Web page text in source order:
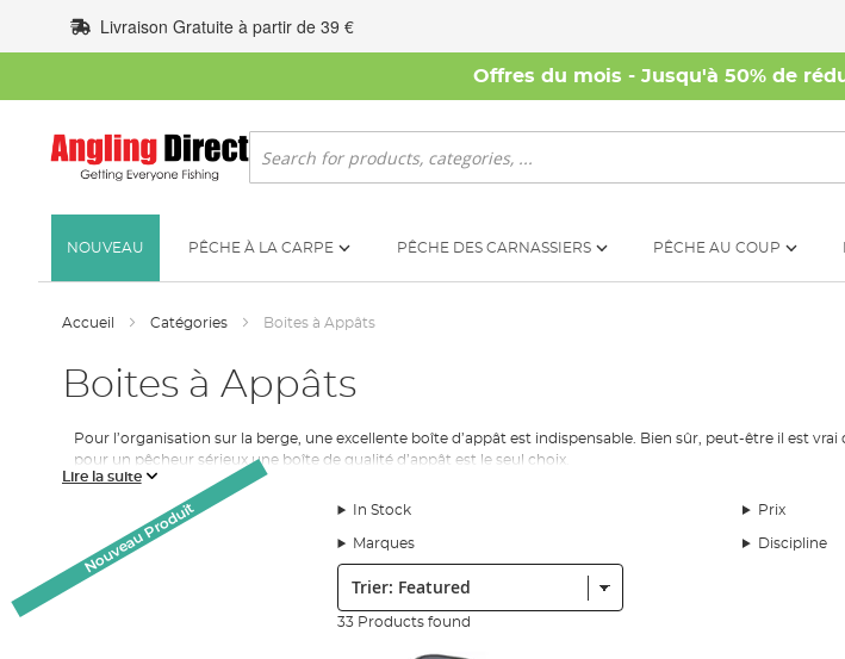
au
contenu
Livraison Gratuite à partir de 39 €
Offres du mois - Jusqu'à 50% de
Rechercher
NOUVEAU PÊCHE À LA CARPE PÊCHE DES CARNASSIERS PÊCHE AU COUP
Accueil Catégories Boites à Appâts
Boites à Appâts
Pour l’organisation sur la berge, une excellente boîte d’appât est indispensable. Bien sûr, peut-être il est
pour un pêcheur sérieux une boîte de qualité d’appât est le seul choix.
Nous pouvons dire pour des heures d’importance de l’organisation et la commodité pour la pêche
nous avons rassemblé notre gamme pour répondre à votre besoin d’accéder facilement à votre matériel
options qui répondent aux besoins de tous les styles de la pêche et tous les budgets, alors quel que soit
Nous avons choisi à la main chacun de nos produits de notre gamme, et nous ne stockons que le matériel
une pléthore des marque phares – y compris Drennan, Preston, Lemco,
Matrix
de rapport qualité-prix et de la facilité d’utilisation. Ainsi, vous pouvez acheter n’importe quels de nos
Lire la suite
In Stock Prix
Marques Discipline
Trier:
33 Products found
Nouveau Produit